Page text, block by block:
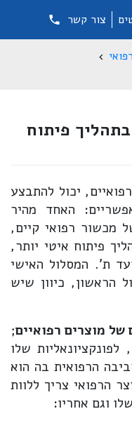
צור קשר
פיתוח
יכול להתבצע
האחד מהיר
מכשור רפואי קיים,
פיתוח איטי יותר,
ת'. המסלול האישי
הראשון, כיוון שיש
של מוצרים רפואיים;
שלו
הרפואית בה הוא
הרפואי צריך ללוות
וגם אחריו: